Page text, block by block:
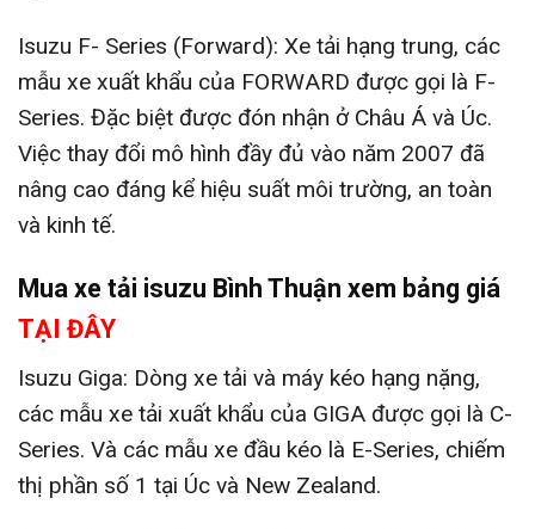
Isuzu F- Series (Forward): Xe tải hạng trung, các
mẫu xe xuất khẩu của FORWARD được gọi là F-
Series. Đặc biệt được đón nhận ở Châu Á và Úc.
Việc thay đổi mô hình đầy đủ vào năm 2007 đã
nâng cao đáng kể hiệu suất môi trường, an toàn
và kinh tế.
Mua xe tải isuzu Bình Thuận xem bảng giá
TẠI ĐÂY
Isuzu Giga: Dòng xe tải và máy kéo hạng nặng,
các mẫu xe tải xuất khẩu của GIGA được gọi là C-
Series. Và các mẫu xe đầu kéo là E-Series, chiếm
thị phần số 1 tại Úc và New Zealand.